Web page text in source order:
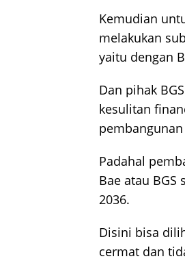
Kemudian
melakukan
yaitu dengan
Dan pihak
kesulitan
Padahal
Bae atau
2036.
Disini bisa
cermat dan